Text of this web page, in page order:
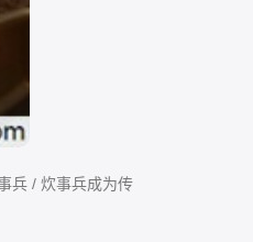
/ 炊事兵成为传